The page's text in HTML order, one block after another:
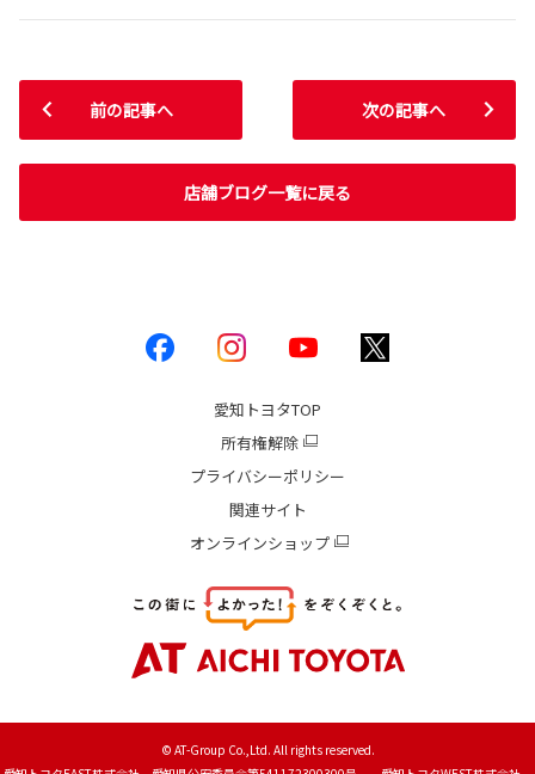
前の記事へ
店舗ブログ一覧に戻る
次の記事へ
愛知トヨタTOP
所有権解除
プライバシーポリシー
関連サイト
オンラインショップ
© AT-Group Co.,Ltd. All rights reserved.